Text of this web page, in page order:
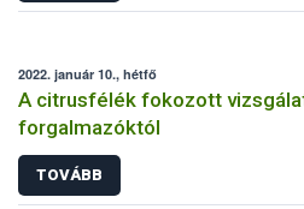
2022. január 10., hétfő
A citrusfélék fokozott
forgalmazóktól
TOVÁBB